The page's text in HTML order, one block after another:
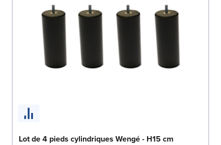
Lot de 4 pieds cylindriques Wengé - H15 cm